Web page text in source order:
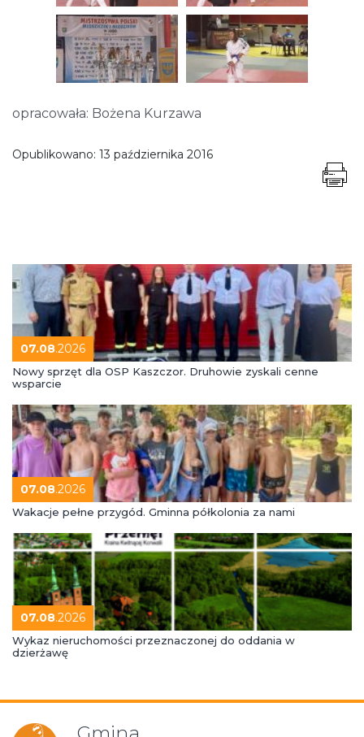
opracowała: Bożena Kurzawa
Opublikowano: 13 października 2016
07.08.2026
Nowy sprzęt dla OSP Kaszczor. Druhowie zyskali cenne
wsparcie
07.08.2026
Wakacje pełne przygód. Gminna półkolonia za nami
07.08.2026
Wykaz nieruchomości przeznaczonej do oddania w
dzierżawę